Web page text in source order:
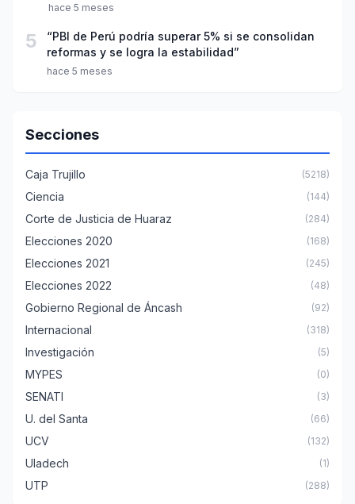
hace 5 meses
5
“PBI de Perú podría superar 5% si se consolidan
reformas y se logra la estabilidad”
hace 5 meses
Secciones
Caja Trujillo (5218)
Ciencia (144)
Corte de Justicia de Huaraz (284)
Elecciones 2020 (168)
Elecciones 2021 (245)
Elecciones 2022 (48)
Gobierno Regional de Áncash (92)
Internacional (318)
Investigación (5)
MYPES (0)
SENATI (3)
U. del Santa (66)
UCV (132)
Uladech (1)
UTP (288)